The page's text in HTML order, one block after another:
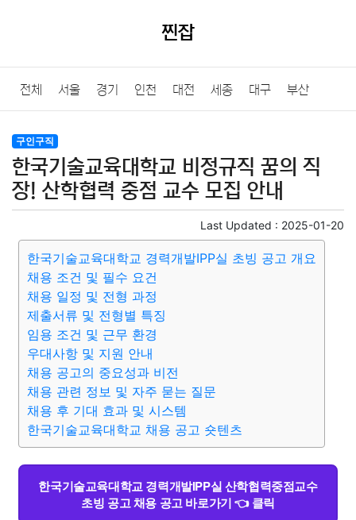
찐잡
전체 서울 경기 인천 대전 세종 대구 부산
울산
전남 제주
구인구직
한국기술교육대학교 비정규직 꿈의 직
장! 산학협력 중점 교수 모집 안내
Last Updated : 2025-01-20
한국기술교육대학교 경력개발IPP실 초빙 공고 개요
채용 조건 및 필수 요건
채용 일정 및 전형 과정
제출서류 및 전형별 특징
임용 조건 및 근무 환경
우대사항 및 지원 안내
채용 공고의 중요성과 비전
채용 관련 정보 및 자주 묻는 질문
채용 후 기대 효과 및 시스템
한국기술교육대학교 채용 공고 숏텐츠
한국기술교육대학교 경력개발IPP실 산학협력중점교수
초빙 공고 채용 공고 바로가기 👈 클릭